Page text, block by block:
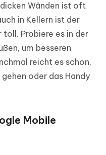
Wänden ist oft
in Kellern ist der
Probiere es in der
um besseren
reicht es schon,
oder das Handy
Mobile